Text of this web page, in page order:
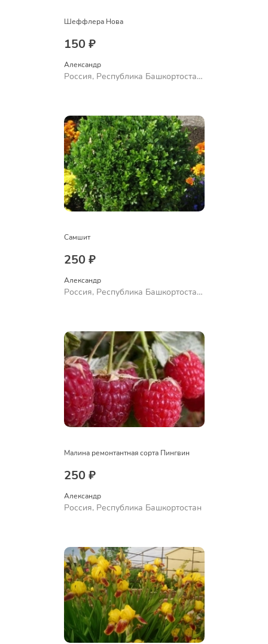
Шеффлера Нова
150 ₽
Александр
Россия, Республика Башкортостан,
Самшит
250 ₽
Александр
Россия, Республика Башкортостан,
Малина ремонтантная сорта Пингвин
250 ₽
Александр
Россия, Республика Башкортостан